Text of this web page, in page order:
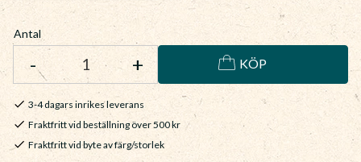
Antal
+
- KÖP
3-4 dagars inrikes leverans
Fraktfritt vid beställning över 500 kr
Fraktfritt vid byte av färg/storlek